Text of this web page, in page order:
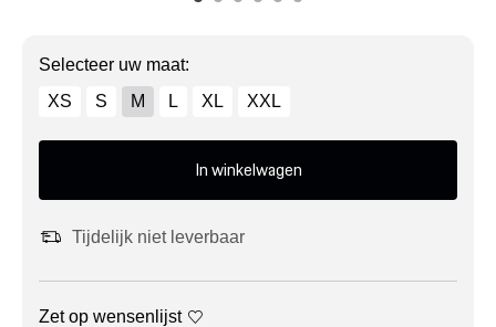
Selecteer uw maat:
XS
S M L XL XXL
In winkelwagen
Tijdelijk niet leverbaar
Zet op wensenlijst